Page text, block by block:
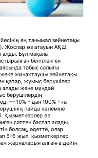
ең танымал зейнетақы
Жоспар өз атауын АҚШ
алды. Бұл мақала
белгіленген
табыс салығы
жеке жинақтаушы зейнетақы
қатар, жұмыс берушілер
алады және мұндай
берушілердің
— 10% - дан 100% - ға
пайда көлеміне
Қызметкерлер өз
сәттен бастап алады.
болсақ, әдетте, олар
5-6 жыл, қызметкерлер
жарналарын алғанға дейін